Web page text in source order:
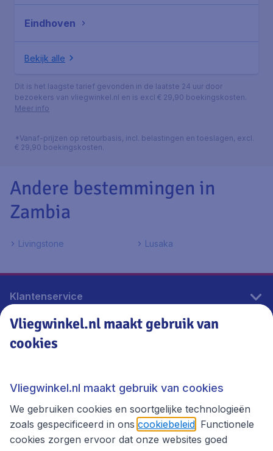
Eindhoven
Bekijk alle
Dit is het laagste tarief gevonden in de laatste 24 uur door
bezoekers van vliegwinkel.nl en is excl € 29,90 boekingskosten.
Meer info
*Vanaf-prijzen op retourbasis, incl. belastingen en toeslagen, excl.
€ 29,90 boekingskosten.
Andere bestemmingen in
Zambia
Livingstone Lusaka
Klantenservice
Vliegwinkel.nl
Thema's
Vliegwinkel.nl maakt gebruik van
cookies
Vliegwinkel.nl maakt gebruik van cookies
We gebruiken cookies en soortgelijke technologieën
zoals gespecificeerd in ons cookiebeleid . Functionele
cookies zorgen ervoor dat onze websites goed